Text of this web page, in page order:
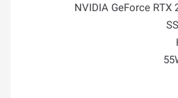
NVIDIA GeForce RTX